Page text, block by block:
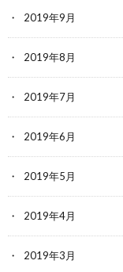
2019年9月
2019年8月
2019年7月
2019年6月
2019年5月
2019年4月
2019年3月